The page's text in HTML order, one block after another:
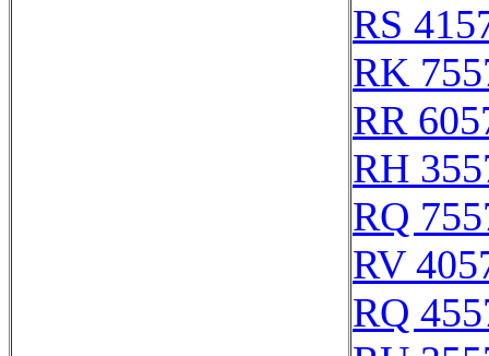
RS
RK
RR
RH
RQ
RV
RQ